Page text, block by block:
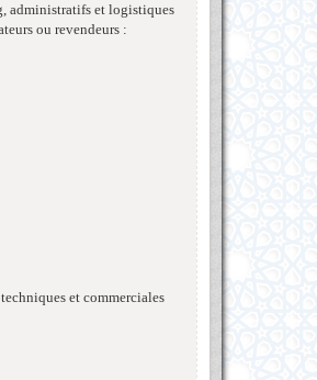
administratifs et logistiques
ou revendeurs :
et commerciales